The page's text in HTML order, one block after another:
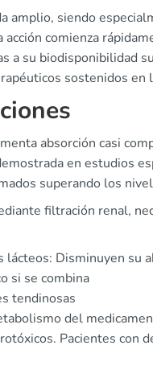
siendo
comienza
a su biodisponibilidad
sostenidos en
absorción casi
en estudios
superando los
filtración renal,
Disminuyen su
si se combina
tendinosas
del
Pacientes con